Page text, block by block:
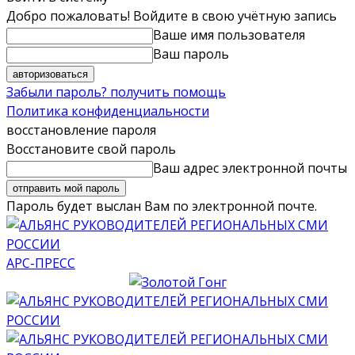
Добро пожаловать! Войдите в свою учётную запись
Ваше имя пользователя
Ваш пароль
Забыли пароль? получить помощь
Политика конфиденциальности
восстановление пароля
Восстановите свой пароль
Ваш адрес электронной почты
Пароль будет выслан Вам по электронной почте.
АРС-ПРЕСС